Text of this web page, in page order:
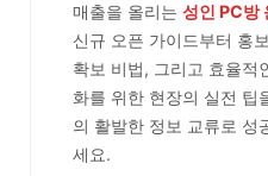
매출을 올리는 성인 PC방
신규 오픈 가이드부터 홍
확보 비법, 그리고 효율적
화를 위한 현장의 실전 팁
의 활발한 정보 교류로 성
세요.